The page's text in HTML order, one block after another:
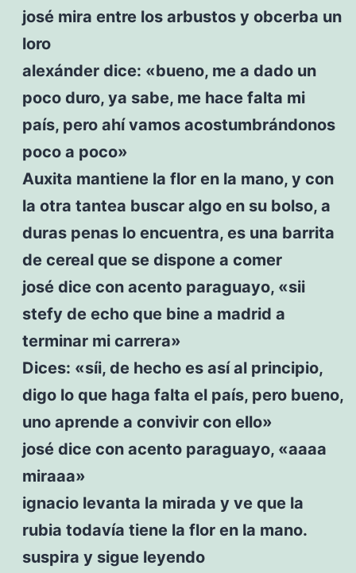
josé mira entre los arbustos y obcerba un
loro
alexánder dice: «bueno, me a dado un
poco duro, ya sabe, me hace falta mi
país, pero ahí vamos acostumbrándonos
poco a poco»
Auxita mantiene la flor en la mano, y con
la otra tantea buscar algo en su bolso, a
duras penas lo encuentra, es una barrita
de cereal que se dispone a comer
josé dice con acento paraguayo, «sii
stefy de echo que bine a madrid a
terminar mi carrera»
Dices: «síi, de hecho es así al principio,
digo lo que haga falta el país, pero bueno,
uno aprende a convivir con ello»
josé dice con acento paraguayo, «aaaa
miraaa»
ignacio levanta la mirada y ve que la
rubia todavía tiene la flor en la mano.
suspira y sigue leyendo